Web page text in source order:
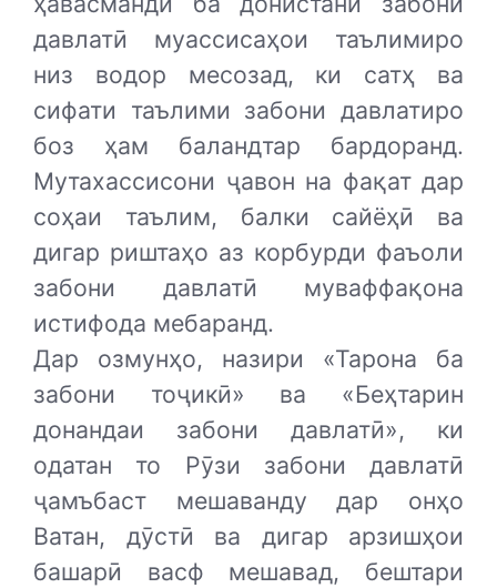
давлатӣ муассисаҳои таълимиро
низ водор месозад, ки сатҳ ва
сифати таълими забони давлатиро
боз ҳам баландтар бардоранд.
Мутахассисони ҷавон на фақат дар
соҳаи таълим, балки сайёҳӣ ва
дигар риштаҳо аз корбурди фаъоли
забони давлатӣ муваффақона
истифода мебаранд.
Дар озмунҳо, назири «Тарона ба
забони тоҷикӣ» ва «Беҳтарин
донандаи забони давлатӣ», ки
одатан то Рӯзи забони давлатӣ
ҷамъбаст мешаванду дар онҳо
Ватан, дӯстӣ ва дигар арзишҳои
башарӣ васф мешавад, бештари